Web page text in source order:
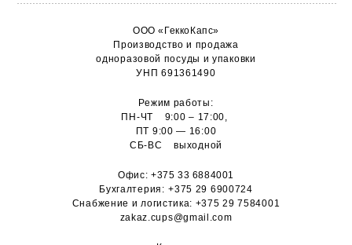
ООО «ГеккоКапс»
Производство и продажа
одноразовой посуды и упаковки
УНП 691361490
Режим работы:
ПН-ЧТ 9:00 – 17:00,
ПТ 9:00 — 16:00
СБ-ВС выходной
Офис:+375 33 6884001
Бухгалтерия: +375 29 6900724
Снабжение и логистика: +375 29 7584001
zakaz.cups@gmail.com